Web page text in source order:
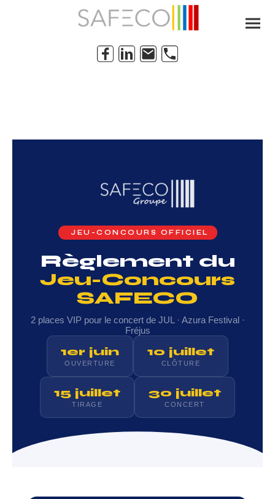
JEU-CONCOURS OFFICIEL
Règlement du
Jeu-Concours
SAFECO
2 places VIP pour le concert de JUL · Azura Festival ·
Fréjus
1er juin
OUVERTURE
10 juillet
CLÔTURE
15 juillet
TIRAGE
30 juillet
CONCERT